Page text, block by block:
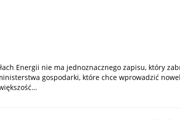
Energii nie ma jednoznacznego zapisu, który
gospodarki, które chce wprowadzić